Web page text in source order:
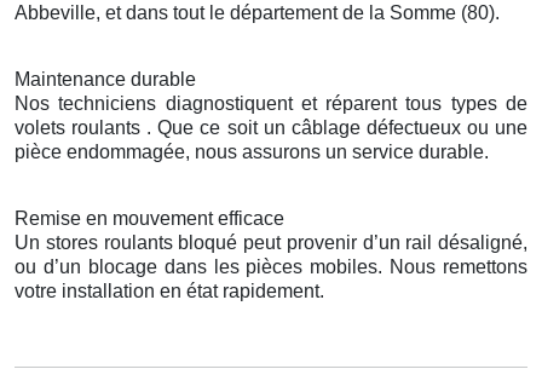
Abbeville, et dans tout le département de la Somme (80).
Maintenance durable
Nos techniciens diagnostiquent et réparent tous types de
volets roulants . Que ce soit un câblage défectueux ou une
pièce endommagée, nous assurons un service durable.
Remise en mouvement efficace
Un stores roulants bloqué peut provenir d’un rail désaligné,
ou d’un blocage dans les pièces mobiles. Nous remettons
votre installation en état rapidement.